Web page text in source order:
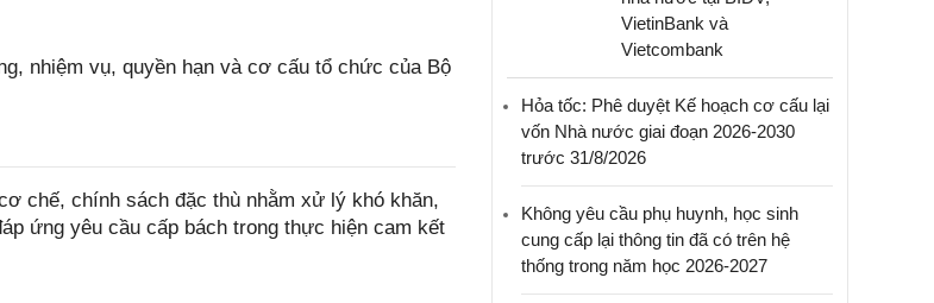
nhiệm vụ, quyền hạn và cơ cấu tổ chức của Bộ
chế, chính sách đặc thù nhằm xử lý khó khăn,
ứng yêu cầu cấp bách trong thực hiện cam kết
VietinBank và
Vietcombank
Hỏa tốc: Phê duyệt Kế hoạch cơ cấu lại
vốn Nhà nước giai đoạn 2026-2030
trước 31/8/2026
Không yêu cầu phụ huynh, học sinh
cung cấp lại thông tin đã có trên hệ
thống trong năm học 2026-2027